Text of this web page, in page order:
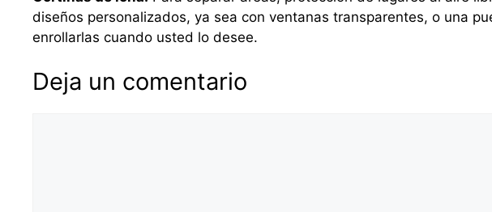
diseños personalizados, ya sea con ventanas transparentes, o una
enrollarlas cuando usted lo desee.
Deja un comentario